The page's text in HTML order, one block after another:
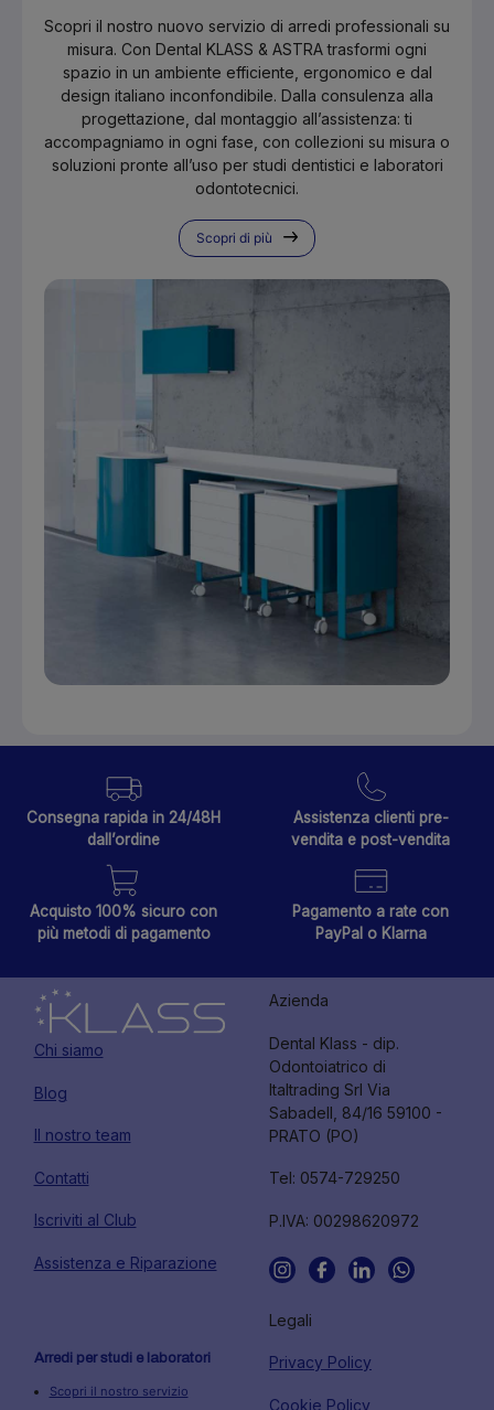
Scopri il nostro nuovo servizio di arredi professionali su
misura. Con Dental KLASS & ASTRA trasformi ogni
spazio in un ambiente efficiente, ergonomico e dal
design italiano inconfondibile. Dalla consulenza alla
progettazione, dal montaggio all’assistenza: ti
accompagniamo in ogni fase, con collezioni su misura o
soluzioni pronte all’uso per studi dentistici e laboratori
odontotecnici.
Scopri di più
Consegna rapida in 24/48H
dall’ordine
Assistenza clienti pre-
vendita e post-vendita
Acquisto 100% sicuro con
più metodi di pagamento
Pagamento a rate con
PayPal o Klarna
Chi siamo
Blog
Il nostro team
Contatti
Iscriviti al Club
Assistenza e Riparazione
Azienda
Dental Klass - dip.
Odontoiatrico di
Italtrading Srl Via
Sabadell, 84/16 59100 -
PRATO (PO)
Tel: 0574-729250
P.IVA: 00298620972
Arredi per studi e laboratori
Scopri il nostro servizio
Legali
Privacy Policy
Cookie Policy